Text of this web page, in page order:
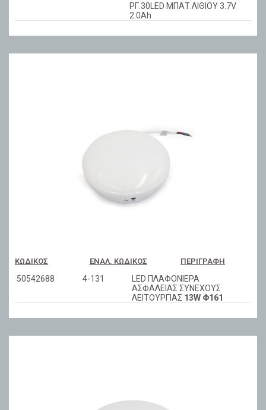
ΡΓ.30LED ΜΠΑΤ.ΛΙΘΙΟΥ 3.7V
2.0Ah
ΚΩΔΙΚΌΣ ΕΝΑΛ. ΚΩΔΙΚΌΣ ΠΕΡΙΓΡΑΦΉ
50542688 4-131
LED ΠΛΑΦΟΝΙΕΡΑ
ΑΣΦΑΛΕΙΑΣ ΣΥΝΕΧΟΥΣ
ΛΕΙΤΟΥΡΓΙΑΣ 13W Φ161